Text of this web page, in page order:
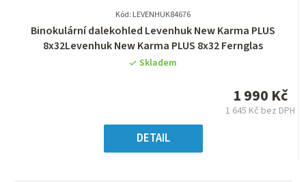
Kód: LEVENHUK84676
Průměrné
hodnocení
produktu
hvězdiček.
Binokulární dalekohled Levenhuk New Karma PLUS
8x32Levenhuk New Karma PLUS 8x32 Fernglas
Skladem
1 990 Kč
1 645 Kč bez DPH
DETAIL